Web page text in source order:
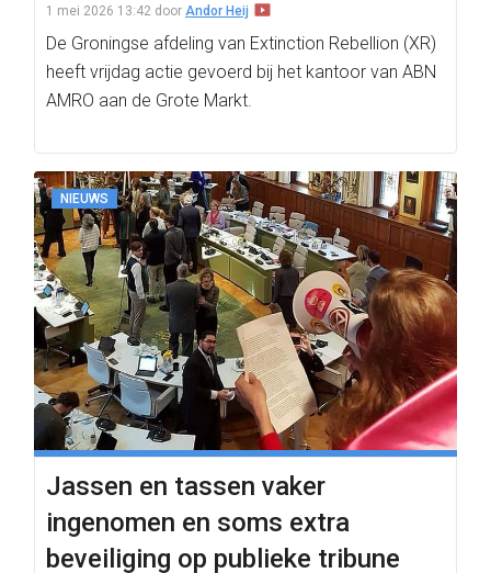
1 mei 2026 13:42 door Andor Heij
De Groningse afdeling van Extinction Rebellion (XR)
heeft vrijdag actie gevoerd bij het kantoor van ABN
AMRO aan de Grote Markt.
NIEUWS
Jassen en tassen vaker
ingenomen en soms extra
beveiliging op publieke tribune